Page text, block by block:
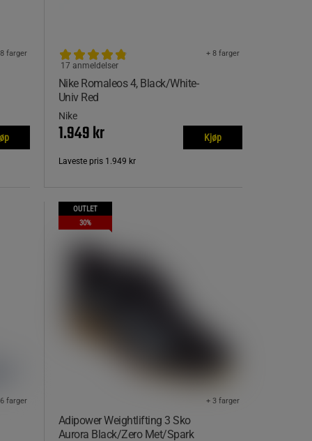
farger
Nike Romaleos 4, Black/White-
Univ Red
+ 8 farger
17 anmeldelser
Nike
1.949 kr Kjøp
Laveste pris 1.949 kr
farger
OUTLET
30%
Adipower Weightlifting 3 Sko
Aurora Black/Zero Met/Spark
+ 3 farger